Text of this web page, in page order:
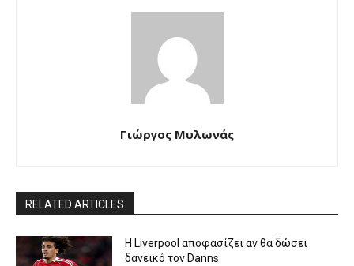
Γιώργος Μυλωνάς
RELATED ARTICLES
Η Liverpool αποφασίζει αν θα δώσει
δανεικό τον Danns